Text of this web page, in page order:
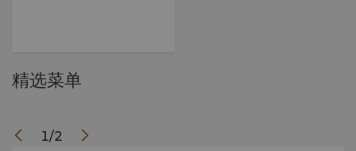
精选菜单
1/2